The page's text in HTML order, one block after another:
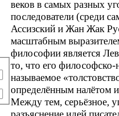
веков в самых разных
последователи (среди
Ассизский и Жан Жак
масштабным
философии является
то, что его философско-
называемое
определённым налётом
Между тем, серьёзное,